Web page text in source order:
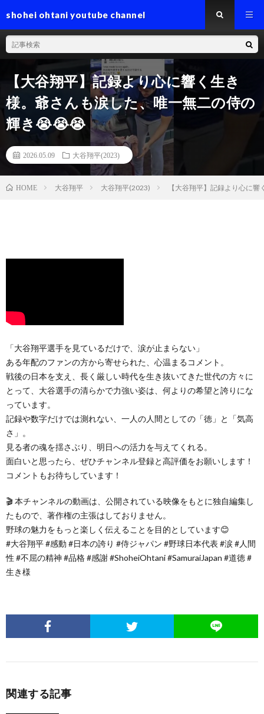
shohei ohtani youtube channel
【大谷翔平】記録より心に響く生き
様。爺さんも涙した、唯一無二の侍の
輝き😭😭😭
2026.05.09 大谷翔平(2023)
HOME 大谷翔平 大谷翔平(2023) 【大谷翔平】記録より心に
「大谷翔平選手を見ているだけで、涙が止まらない」
ある年配のファンの方から寄せられた、心温まるコメント。
戦後の日本を支え、長く厳しい時代を生き抜いてきた世代の方々に
とって、大谷選手の清らかで力強い姿は、何よりの希望と誇りにな
っています。
記録や数字だけでは測れない、一人の人間としての「徳」と「気高
さ」。
見る者の魂を揺さぶり、明日への活力を与えてくれる。
面白いと思ったら、ぜひチャンネル登録と高評価をお願いします！
コメントもお待ちしています！
🎬 本チャンネルの動画は、公開されている映像をもとに独自編集し
たもので、著作権の主張はしておりません。
野球の魅力をもっと楽しく伝えることを目的としています😊
#大谷翔平 #感動 #日本の誇り #侍ジャパン #野球日本代表 #涙 #人間
性 #不屈の精神 #品格 #感謝 #ShoheiOhtani #SamuraiJapan #道徳 #
生き様
関連する記事